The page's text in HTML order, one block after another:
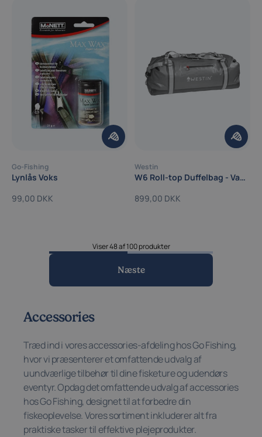
Go-Fishing
Lynlås Voks
99,00 DKK
Westin
W6 Roll-top Duffelbag - Vandtæt
899,00 DKK
Viser 48 af 100 produkter
Næste
Accessories
Træd ind i vores accessories-afdeling hos Go Fishing,
hvor vi præsenterer et omfattende udvalg af
uundværlige tilbehør til dine fisketure og udendørs
eventyr. Opdag det omfattende udvalg af accessories
hos Go Fishing, designet til at forbedre din
fiskeoplevelse. Vores sortiment inkluderer alt fra
praktiske tasker til effektive plejeprodukter.